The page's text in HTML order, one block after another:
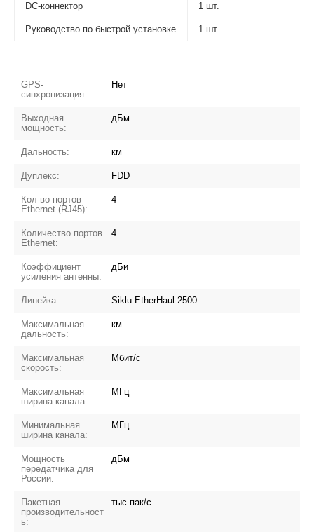
DC-коннектор 1 шт.
Руководство по быстрой установке 1 шт.
GPS-
синхронизация:
Нет
Выходная
мощность:
дБм
Дальность: км
Дуплекс: FDD
Кол-во портов
Ethernet (RJ45):
4
Количество портов
Ethernet:
4
Коэффициент
усиления антенны:
дБи
Линейка: Siklu EtherHaul 2500
Максимальная
дальность:
км
Максимальная
скорость:
Мбит/с
Максимальная
ширина канала:
МГц
Минимальная
ширина канала:
МГц
Мощность
передатчика для
России:
дБм
Пакетная
производительност
ь:
тыс пак/с